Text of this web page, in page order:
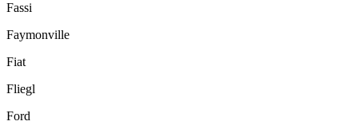
Fassi
Faymonville
Fiat
Fliegl
Ford